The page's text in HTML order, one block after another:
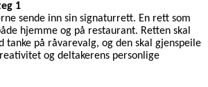
1
sende inn sin signaturrett. En rett som
hjemme og på restaurant. Retten skal
på råvarevalg, og den skal gjenspeile
og deltakerens personlige